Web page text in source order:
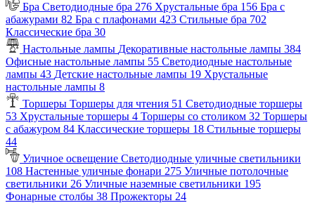
Бра Светодиодные бра 276 Хрустальные бра 156 Бра с
абажурами 82 Бра с плафонами 423 Стильные бра 702
Классические бра 30
Настольные лампы Декоративные настольные лампы 384
Офисные настольные лампы 55 Светодиодные настольные
лампы 43 Детские настольные лампы 19 Хрустальные
настольные лампы 8
Торшеры Торшеры для чтения 51 Светодиодные торшеры
53 Хрустальные торшеры 4 Торшеры со столиком 32 Торшеры
с абажуром 84 Классические торшеры 18 Стильные торшеры
44
Уличное освещение Светодиодные уличные светильники
108 Настенные уличные фонари 275 Уличные потолочные
светильники 26 Уличные наземные светильники 195
Фонарные столбы 38 Прожекторы 24